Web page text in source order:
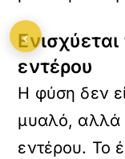
εντέρου
Η φύση δεν
μυαλό, αλλά
εντέρου. Το
‹